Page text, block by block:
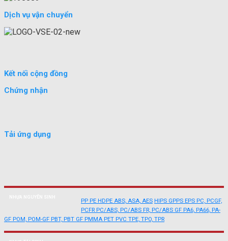
Dịch vụ vận chuyển
Kết nối cộng đồng
Chứng nhận
Tải ứng dụng
PP PE HDPE ABS, ASA, AES HIPS GPPS EPS PC, PCGF,
PCFR PC/ABS, PC/ABS FR, PC/ABS GF PA6, PA66, PA-
GF POM, POM-GF PBT, PBT GF PMMA PET PVC TPE, TPO, TPR